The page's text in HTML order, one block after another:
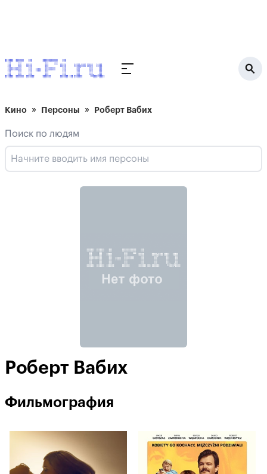
Кино Персоны Роберт Вабих
Поиск по людям
Роберт Вабих
Фильмография